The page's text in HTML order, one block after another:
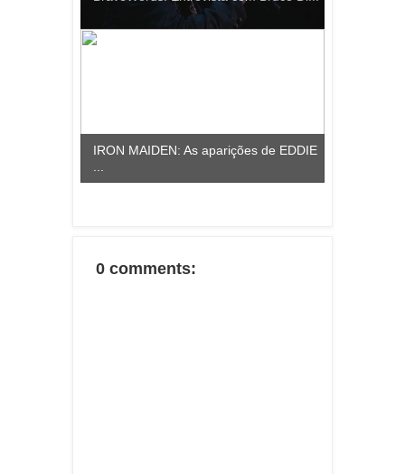
IRON MAIDEN: As aparições de EDDIE
...
0 comments: